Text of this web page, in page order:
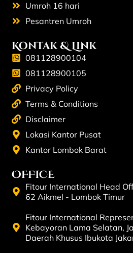
Umroh 16 hari
Pesantren Umroh
Kontak & Link
081128900104
081128900105
Privacy Policy
Terms & Conditions
Disclaimer
Lokasi Kantor Pusat
Kantor Lombok Barat
OFFICE
Fitour International Head
62 Aikmel - Lombok Timur
Fitour International
Kebayoran Lama Selatan,
Daerah Khusus Ibukota